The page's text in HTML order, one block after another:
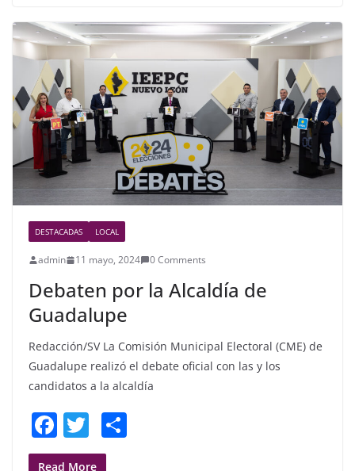
b
o
o
k
DESTACADAS LOCAL
admin 11 mayo, 2024 0 Comments
Debaten por la Alcaldía de
Guadalupe
Redacción/SV La Comisión Municipal Electoral (CME) de
Guadalupe realizó el debate oficial con las y los
candidatos a la alcaldía
F
a
T
w
Read More